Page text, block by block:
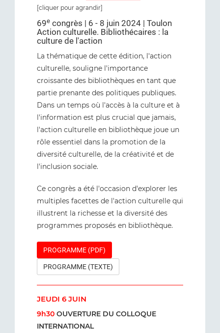
[cliquer pour agrandir]
69e congrès | 6 - 8 juin 2024 | Toulon
Action culturelle. Bibliothécaires : la
culture de l'action
La thématique de cette édition, l'action
culturelle, souligne l'importance
croissante des bibliothèques en tant que
partie prenante des politiques publiques.
Dans un temps où l'accès à la culture et à
l'information est plus crucial que jamais,
l'action culturelle en bibliothèque joue un
rôle essentiel dans la promotion de la
diversité culturelle, de la créativité et de
l'inclusion sociale.
Ce congrès a été l'occasion d'explorer les
multiples facettes de l'action culturelle qui
illustrent la richesse et la diversité des
programmes proposés en bibliothèque.
PROGRAMME (PDF)
PROGRAMME (TEXTE)
JEUDI 6 JUIN
9h30 OUVERTURE DU COLLOQUE
INTERNATIONAL